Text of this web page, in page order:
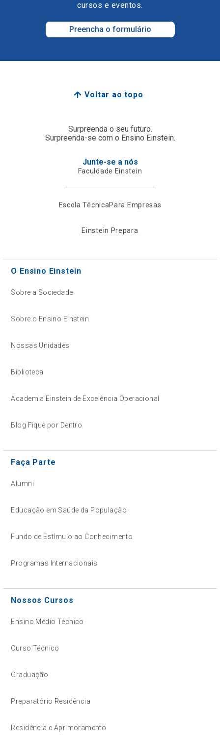
cursos e eventos.
Preencha o formulário
Voltar ao topo
Surpreenda o seu futuro.
Surpreenda-se com o Ensino Einstein.
Junte-se a nós
Faculdade Einstein
Escola TécnicaPara Empresas
Einstein Prepara
O Ensino Einstein
Sobre a Sociedade
Sobre o Ensino Einstein
Nossas Unidades
Biblioteca
Academia Einstein de Excelência Operacional
Blog Fique por Dentro
Faça Parte
Alumni
Educação em Saúde da População
Fundo de Estímulo ao Conhecimento
Programas Internacionais
Nossos Cursos
Ensino Médio Técnico
Curso Técnico
Graduação
Preparatório Residência
Residência e Aprimoramento